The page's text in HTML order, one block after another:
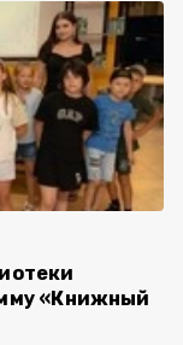
«Книжный